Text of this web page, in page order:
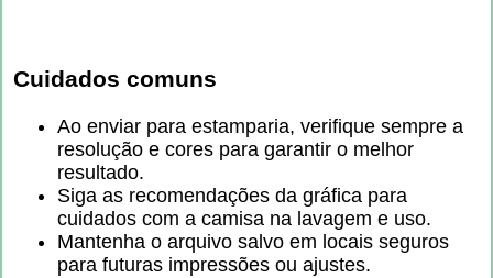
Cuidados comuns
Ao enviar para estamparia, verifique sempre a
resolução e cores para garantir o melhor
resultado.
Siga as recomendações da gráfica para
cuidados com a camisa na lavagem e uso.
Mantenha o arquivo salvo em locais seguros
para futuras impressões ou ajustes.